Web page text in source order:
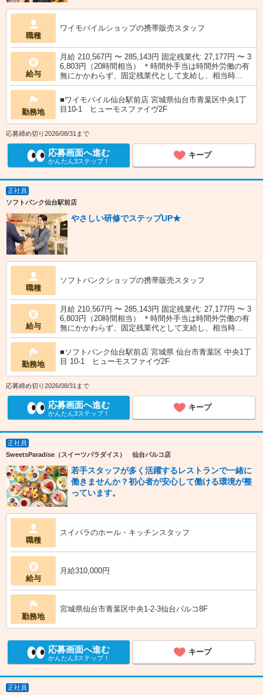
職種
ワイモバイルショップの携帯販売スタッフ
給与
月給 210,567円 〜 285,143円 固定残業代: 27,177円 〜 3
6,803円（20時間相当） ＊時間外手当は時間外労働の有
無にかかわらず、固定残業代として支給し、相当時...
勤務地
■ワイモバイル仙台駅前店 宮城県仙台市青葉区中央1丁
目10‐1 ヒューモスファイヴ2F
応募締め切り2026/08/31まで
応募画面へ進む
かんたん3ステップ！
キープ
正社員
ソフトバンク仙台駅前店
やさしい研修でステップUP★
職種
ソフトバンクショップの携帯販売スタッフ
給与
月給 210,567円 〜 285,143円 固定残業代: 27,177円 〜 3
6,803円（20時間相当） ＊時間外手当は時間外労働の有
無にかかわらず、固定残業代として支給し、相当時...
勤務地
■ソフトバンク仙台駅前店 宮城県 仙台市青葉区 中央1丁
目 10‐1 ヒューモスファイヴ2F
応募締め切り2026/08/31まで
応募画面へ進む
かんたん3ステップ！
キープ
正社員
SweetsParadise（スイーツパラダイス） 仙台パルコ店
若手スタッフが多く活躍するレストランで一緒に
働きませんか？初心者が安心して働ける環境が整
っています。
職種
スイパラのホール・キッチンスタッフ
給与
月給310,000円
勤務地
宮城県仙台市青葉区中央1-2-3仙台パルコ8F
応募画面へ進む
かんたん3ステップ！
キープ
正社員